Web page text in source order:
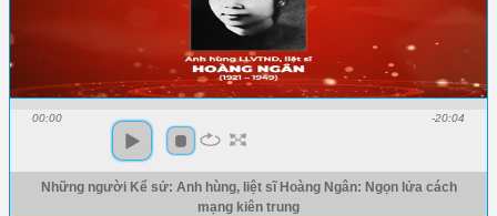
00:00 -20:04
Những người Kể sử: Anh hùng, liệt sĩ Hoàng Ngân: Ngọn lửa cách
mạng kiên trung